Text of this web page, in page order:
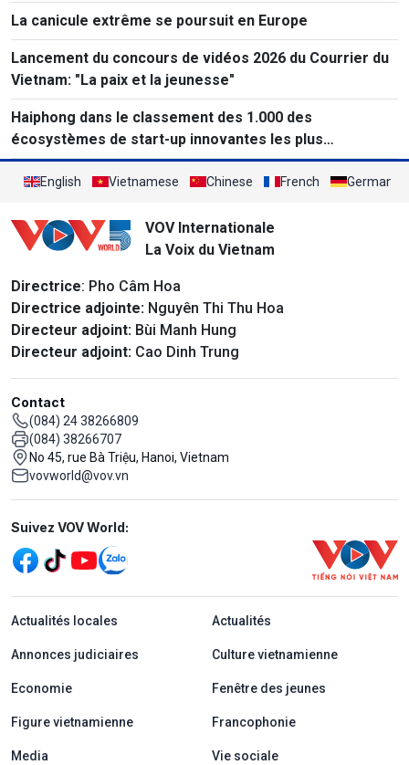
La canicule extrême se poursuit en Europe
Lancement du concours de vidéos 2026 du Courrier du
Vietnam: "La paix et la jeunesse"
Haiphong dans le classement des 1.000 des
écosystèmes de start-up innovantes les plus
performants au monde
English Vietnamese Chinese French German
VOV Internationale
La Voix du Vietnam
Directrice: Pho Câm Hoa
Directrice adjointe: Nguyên Thi Thu Hoa
Directeur adjoint: Bùi Manh Hung
Directeur adjoint: Cao Dinh Trung
Contact
(084) 24 38266809
(084) 38266707
No 45, rue Bà Triệu, Hanoi, Vietnam
vovworld@vov.vn
Mạng xã hội
Suivez VOV World:
menu footer tiếng Pháp
Actualités locales Actualités
Annonces judiciaires Culture vietnamienne
Economie Fenêtre des jeunes
Figure vietnamienne Francophonie
Media Vie sociale